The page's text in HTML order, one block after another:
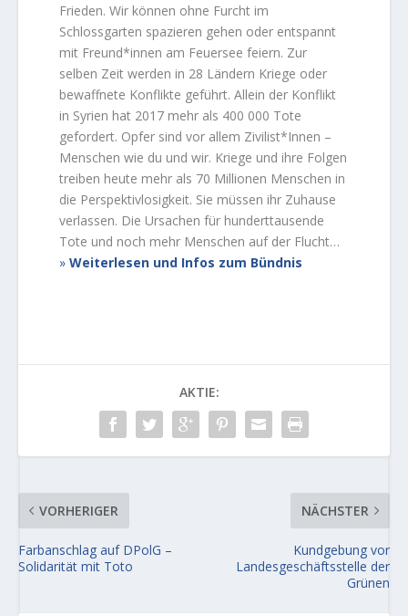
Frieden. Wir können ohne Furcht im
Schlossgarten spazieren gehen oder entspannt
mit Freund*innen am Feuersee feiern. Zur
selben Zeit werden in 28 Ländern Kriege oder
bewaffnete Konflikte geführt. Allein der Konflikt
in Syrien hat 2017 mehr als 400 000 Tote
gefordert. Opfer sind vor allem Zivilist*Innen –
Menschen wie du und wir. Kriege und ihre Folgen
treiben heute mehr als 70 Millionen Menschen in
die Perspektivlosigkeit. Sie müssen ihr Zuhause
verlassen. Die Ursachen für hunderttausende
Tote und noch mehr Menschen auf der Flucht…
Weiterlesen und Infos zum Bündnis
AKTIE:
VORHERIGER
Farbanschlag auf DPolG –
Solidarität mit Toto
NÄCHSTER
Kundgebung vor
Landesgeschäftsstelle der
Grünen